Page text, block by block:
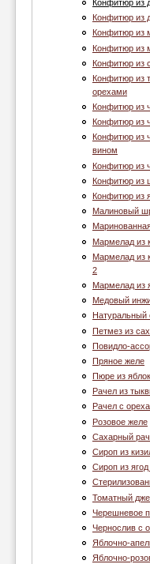
Конфитюр из
Конфитюр из
Конфитюр из
Конфитюр из
Конфитюр из
Конфитюр из
орехами
Конфитюр из
Конфитюр из
Конфитюр из
вином
Конфитюр из
Конфитюр из
Конфитюр из
Малиновый
Мармелад из
Мармелад из
2
Мармелад из
Медовый
Натуральный
Петмез из
Повидло-
Пряное желе
Пюре из
Рачел из
Рачел с
Розовое желе
Сахарный
Сироп из
Сироп из
Томатный
Черешневое
Чернослив с
Яблочно-
Яблочно-